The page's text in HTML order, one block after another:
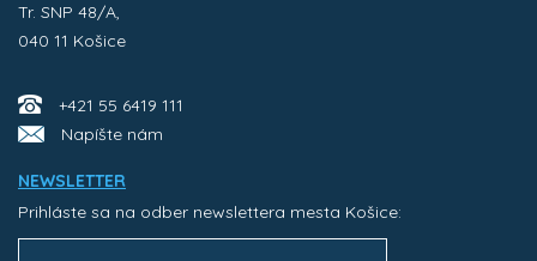
Tr. SNP 48/A,
040 11 Košice
+421 55 6419 111
Napíšte nám
NEWSLETTER
Prihláste sa na odber newslettera mesta Košice: